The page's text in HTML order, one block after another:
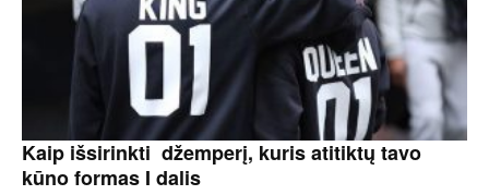
Kaip išsirinkti džemperį, kuris atitiktų tavo
kūno formas I dalis